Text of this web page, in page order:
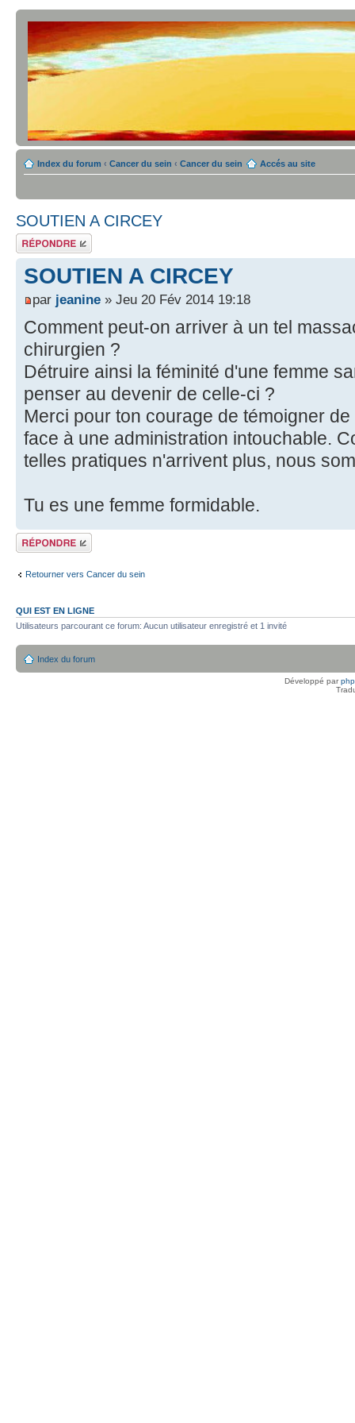
Index du forum ‹ Cancer du sein ‹ Cancer du sein Accés au site
SOUTIEN A CIRCEY
Répondre
SOUTIEN A CIRCEY
par jeanine » Jeu 20 Fév 2014 19:18
Comment peut-on arriver à un tel
chirurgien ?
Détruire ainsi la féminité d'une femme
penser au devenir de celle-ci ?
Merci pour ton courage de témoigner
face à une administration intouchable.
telles pratiques n'arrivent plus, nous
Tu es une femme formidable.
Répondre
Retourner vers Cancer du sein
QUI EST EN LIGNE
Utilisateurs parcourant ce forum: Aucun utilisateur enregistré et 1 invité
Index du forum
Développé par